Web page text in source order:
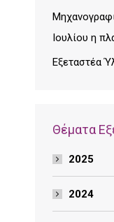
Ιουλίου η
Εξεταστέα
Θέματα
2025
2024